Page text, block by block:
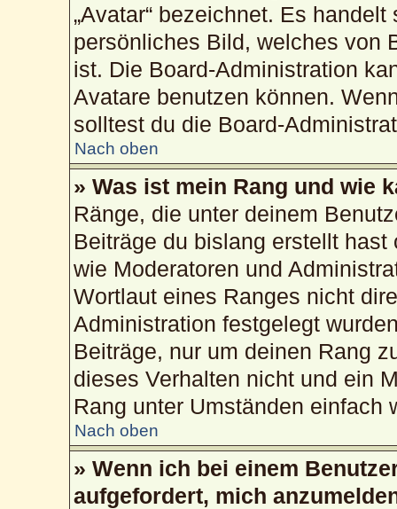
„Avatar“ bezeichnet. Es
persönliches Bild, welches von
ist. Die Board-Administration
Avatare benutzen können.
solltest du die Board-
Nach oben
» Was ist mein Rang und wie
Ränge, die unter deinem
Beiträge du bislang erstellt
wie Moderatoren und
Wortlaut eines Ranges nicht
Administration festgelegt
Beiträge, nur um deinen Rang
dieses Verhalten nicht und ein
Rang unter Umständen einfach
Nach oben
» Wenn ich bei einem
aufgefordert, mich